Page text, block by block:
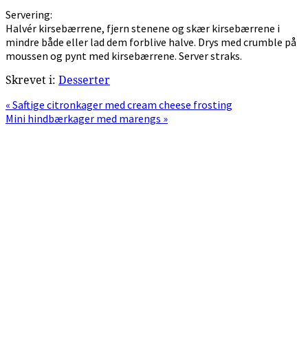
Servering:
Halvér kirsebærrene, fjern stenene og skær kirsebærrene i
mindre både eller lad dem forblive halve. Drys med crumble på
moussen og pynt med kirsebærrene. Server straks.
Skrevet i: Desserter
Previous
Post:
« Saftige citronkager med cream cheese frosting
Next
Mini hindbærkager med marengs »